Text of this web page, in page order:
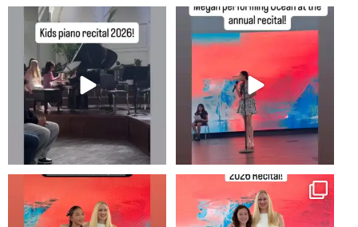
2 0 #newportbeachmom #piano
10 0
#piano #newportbeachmom
#pianolessons
5 0
Annual music recital at shepherds
grove in irvine!
25 1